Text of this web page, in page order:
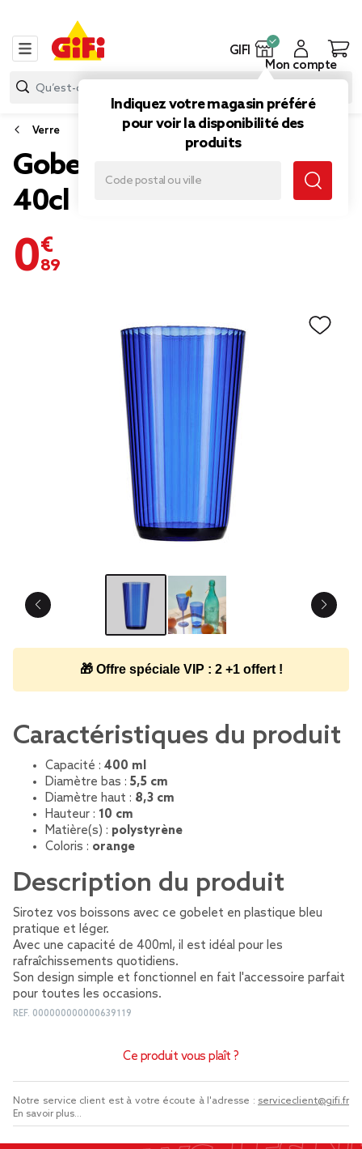
GIFI
Indiquez votre magasin préféré
pour voir la disponibilité des
produits
Mon compte
Verre
Gobelet plastique bleu
40cl
0,89 €
🎁 Offre spéciale VIP : 2 +1 offert !
Caractéristiques du produit
Capacité : 400 ml
Diamètre bas : 5,5 cm
Diamètre haut : 8,3 cm
Hauteur : 10 cm
Matière(s) : polystyrène
Coloris : orange
Description du produit
Sirotez vos boissons avec ce gobelet en plastique bleu
pratique et léger.
Avec une capacité de 400ml, il est idéal pour les
rafraîchissements quotidiens.
Son design simple et fonctionnel en fait l'accessoire parfait
pour toutes les occasions.
REF. 000000000000639119
Ce produit vous plaît ?
Notre service client est à votre écoute à l'adresse : serviceclient@gifi.fr
En savoir plus...